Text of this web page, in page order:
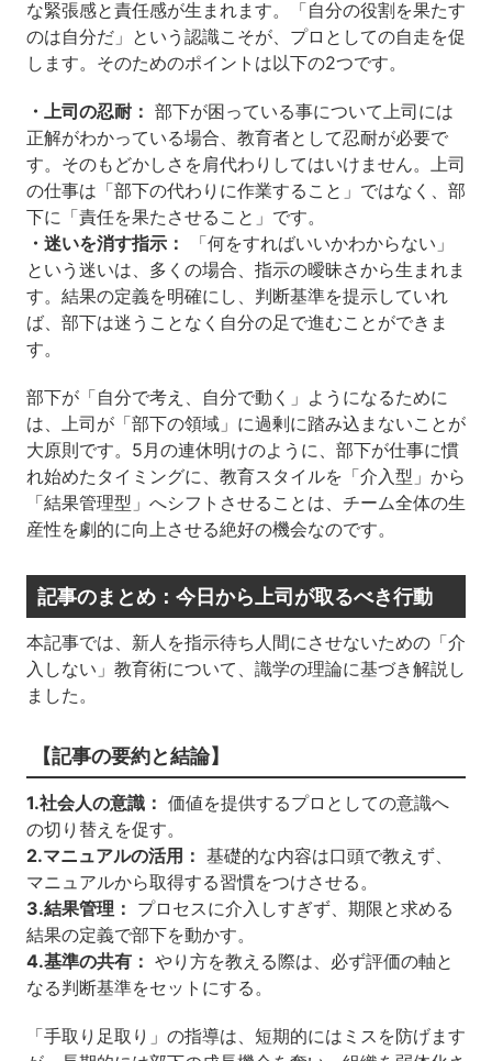
な緊張感と責任感が生まれます。「自分の役割を果たす
のは自分だ」という認識こそが、プロとしての自走を促
します。そのためのポイントは以下の2つです。
・上司の忍耐： 部下が困っている事について上司には
正解がわかっている場合、教育者として忍耐が必要で
す。そのもどかしさを肩代わりしてはいけません。上司
の仕事は「部下の代わりに作業すること」ではなく、部
下に「責任を果たさせること」です。
・迷いを消す指示：
「何をすればいいかわからない」
という迷いは、多くの場合、指示の曖昧さから生まれま
す。結果の定義を明確にし、判断基準を提示していれ
ば、部下は迷うことなく自分の足で進むことができま
す。
部下が「自分で考え、自分で動く」ようになるために
は、上司が「部下の領域」に過剰に踏み込まないことが
大原則です。5月の連休明けのように、部下が仕事に慣
れ始めたタイミングに、教育スタイルを「介入型」から
「結果管理型」へシフトさせることは、チーム全体の生
産性を劇的に向上させる絶好の機会なのです。
記事のまとめ：今日から上司が取るべき行動
本記事では、新人を指示待ち人間にさせないための「介
入しない」教育術について、識学の理論に基づき解説し
ました。
【記事の要約と結論】
1.社会人の意識： 価値を提供するプロとしての意識へ
の切り替えを促す。
2.マニュアルの活用： 基礎的な内容は口頭で教えず、
マニュアルから取得する習慣をつけさせる。
3.結果管理： プロセスに介入しすぎず、期限と求める
結果の定義で部下を動かす。
4.基準の共有： やり方を教える際は、必ず評価の軸と
なる判断基準をセットにする。
「手取り足取り」の指導は、短期的にはミスを防げます